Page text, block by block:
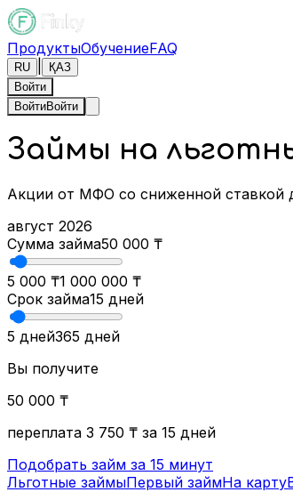
ПродуктыОбучениеFAQ
RU
ҚАЗ
Войти
ВойтиВойти
Займы на
Акции от МФО со сниженной ставкой
август 2026
Сумма займа50 000 ₸
5 000 ₸1 000 000 ₸
Срок займа15 дней
5 дней365 дней
Вы получите
50 000 ₸
переплата 3 750 ₸ за 15 дней
Подобрать займ за 15 минут
Льготные займыПервый займНа карту